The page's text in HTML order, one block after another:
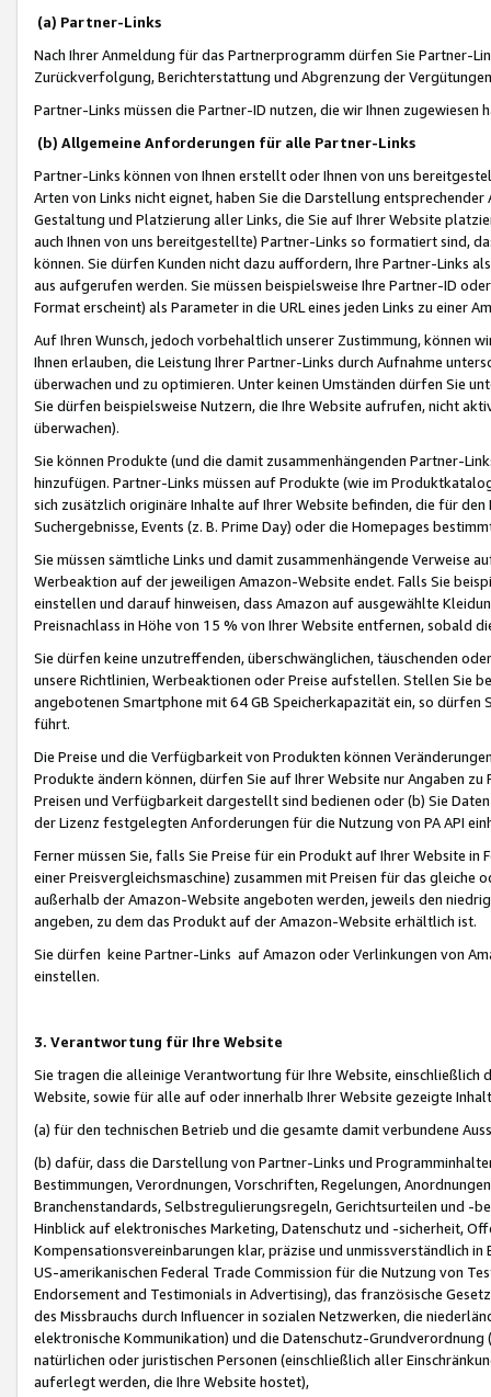
(a) Partner-Links
Nach Ihrer Anmeldung für das Partnerprogramm dürfen Sie Partner-
Zurückverfolgung, Berichterstattung und Abgrenzung der
Partner-Links müssen die Partner-ID nutzen, die wir Ihnen zugewiesen
(b) Allgemeine Anforderungen für alle Partner-Links
Partner-Links können von Ihnen erstellt oder Ihnen von uns
Arten von Links nicht eignet, haben Sie die Darstellung
Gestaltung und Platzierung aller Links, die Sie auf Ihrer Website
auch Ihnen von uns bereitgestellte) Partner-Links so formatiert sind,
können. Sie dürfen Kunden nicht dazu auffordern, Ihre Partner-Links
aus aufgerufen werden. Sie müssen beispielsweise Ihre Partner-ID
Format erscheint) als Parameter in die URL eines jeden Links zu einer
Auf Ihren Wunsch, jedoch vorbehaltlich unserer Zustimmung, können
Ihnen erlauben, die Leistung Ihrer Partner-Links durch Aufnahme
überwachen und zu optimieren. Unter keinen Umständen dürfen Sie
Sie dürfen beispielsweise Nutzern, die Ihre Website aufrufen, nicht
überwachen).
Sie können Produkte (und die damit zusammenhängenden Partner-
hinzufügen. Partner-Links müssen auf Produkte (wie im
sich zusätzlich originäre Inhalte auf Ihrer Website befinden, die für
Suchergebnisse, Events (z. B. Prime Day) oder die Homepages
Sie müssen sämtliche Links und damit zusammenhängende
Werbeaktion auf der jeweiligen Amazon-Website endet. Falls Sie
einstellen und darauf hinweisen, dass Amazon auf ausgewählte
Preisnachlass in Höhe von 15 % von Ihrer Website entfernen, sobald
Sie dürfen keine unzutreffenden, überschwänglichen, täuschenden
unsere Richtlinien, Werbeaktionen oder Preise aufstellen. Stellen Sie
angebotenen Smartphone mit 64 GB Speicherkapazität ein, so dürfen
führt.
Die Preise und die Verfügbarkeit von Produkten können
Produkte ändern können, dürfen Sie auf Ihrer Website nur Angaben
Preisen und Verfügbarkeit dargestellt sind bedienen oder (b) Sie
der Lizenz festgelegten Anforderungen für die Nutzung von PA API
Ferner müssen Sie, falls Sie Preise für ein Produkt auf Ihrer Website
einer Preisvergleichsmaschine) zusammen mit Preisen für das
außerhalb der Amazon-Website angeboten werden, jeweils den
angeben, zu dem das Produkt auf der Amazon-Website erhältlich ist.
Sie dürfen keine Partner-Links auf Amazon oder Verlinkungen von
einstellen.
3. Verantwortung für Ihre Website
Sie tragen die alleinige Verantwortung für Ihre Website,
Website, sowie für alle auf oder innerhalb Ihrer Website gezeigte
(a) für den technischen Betrieb und die gesamte damit verbundene
(b) dafür, dass die Darstellung von Partner-Links und
Bestimmungen, Verordnungen, Vorschriften, Regelungen,
Branchenstandards, Selbstregulierungsregeln, Gerichtsurteilen und -
Hinblick auf elektronisches Marketing, Datenschutz und -sicherheit,
Kompensationsvereinbarungen klar, präzise und unmissverständlich
US-amerikanischen Federal Trade Commission für die Nutzung von
Endorsement and Testimonials in Advertising), das französische
des Missbrauchs durch Influencer in sozialen Netzwerken, die
elektronische Kommunikation) und die Datenschutz-
natürlichen oder juristischen Personen (einschließlich aller
auferlegt werden, die Ihre Website hostet),